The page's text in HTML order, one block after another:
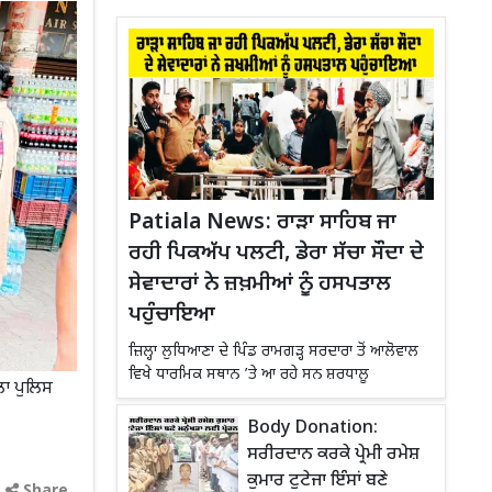
ਪੁਲਿਸ
Patiala News: ਰਾੜਾ ਸਾਹਿਬ ਜਾ
ਰਹੀ ਪਿਕਅੱਪ ਪਲਟੀ, ਡੇਰਾ ਸੱਚਾ ਸੌਦਾ ਦੇ
ਸੇਵਾਦਾਰਾਂ ਨੇ ਜ਼ਖ਼ਮੀਆਂ ਨੂੰ ਹਸਪਤਾਲ
ਪਹੁੰਚਾਇਆ
ਜ਼ਿਲ੍ਹਾ ਲੁਧਿਆਣਾ ਦੇ ਪਿੰਡ ਰਾਮਗੜ੍ਹ ਸਰਦਾਰਾ ਤੋਂ ਆਲੋਵਾਲ
ਵਿਖੇ ਧਾਰਮਿਕ ਸਥਾਨ ’ਤੇ ਆ ਰਹੇ ਸਨ ਸ਼ਰਧਾਲੂ
Body Donation:
ਸਰੀਰਦਾਨ ਕਰਕੇ ਪ੍ਰੇਮੀ ਰਮੇਸ਼
ਕੁਮਾਰ ਟੁਟੇਜਾ ਇੰਸਾਂ ਬਣੇ